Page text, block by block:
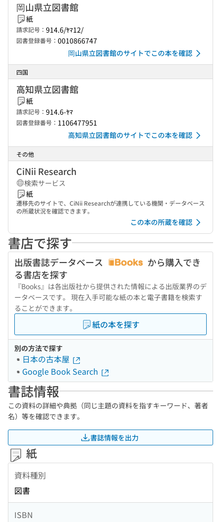
岡山県立図書館
紙
請求記号： 914.6/ﾔﾏ12/
図書登録番号： 0010866747
岡山県立図書館のサイトでこの本を確認
四国
高知県立図書館
紙
請求記号： 914.6-ﾔﾏ
図書登録番号： 1106477951
高知県立図書館のサイトでこの本を確認
その他
CiNii Research
検索サービス
紙
遷移先のサイトで、CiNii Researchが連携している機関・データベース
の所蔵状況を確認できます。
この本の所蔵を確認
書店で探す
出版書誌データベース
から購入でき
る書店を探す
『Books』は各出版社から提供された情報による出版業界のデ
ータベースです。 現在入手可能な紙の本と電子書籍を検索す
ることができます。
紙の本を探す
別の方法で探す
日本の古本屋
Google Book Search
書誌情報
この資料の詳細や典拠（同じ主題の資料を指すキーワード、著者
名）等を確認できます。
書誌情報を出力
紙
資料種別
図書
ISBN